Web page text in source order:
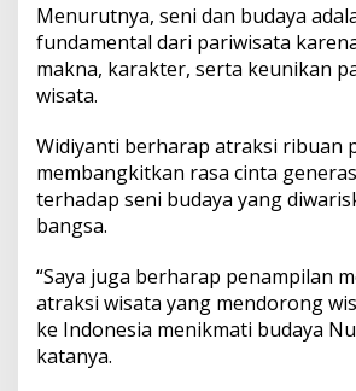
Menurutnya, seni dan budaya
fundamental dari pariwisata
makna, karakter, serta keunikan
wisata.
Widiyanti berharap atraksi ribuan
membangkitkan rasa cinta
terhadap seni budaya yang
bangsa.
“Saya juga berharap penampilan
atraksi wisata yang mendorong
ke Indonesia menikmati budaya
katanya.